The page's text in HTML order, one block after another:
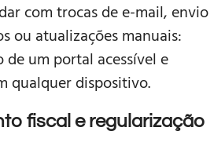
com trocas de e-mail, envio
ou atualizações manuais:
um portal acessível e
qualquer dispositivo.
fiscal e regularização